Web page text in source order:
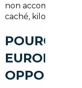
non accompagné à
caché, kilométrage
POURQUOI
EUROPÉEN